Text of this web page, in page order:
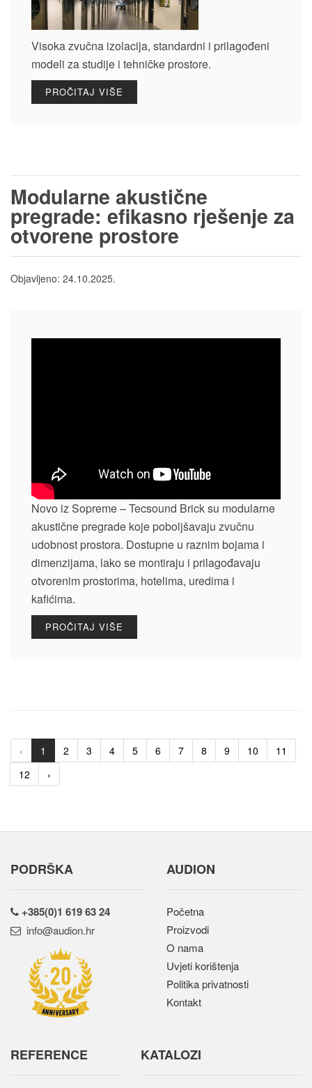
Visoka zvučna izolacija, standardni i prilagođeni
modeli za studije i tehničke prostore.
PROČITAJ VIŠE
Modularne akustične
pregrade: efikasno rješenje za
otvorene prostore
Objavljeno: 24.10.2025.
Novo iz Sopreme – Tecsound Brick su modularne
akustične pregrade koje poboljšavaju zvučnu
udobnost prostora. Dostupne u raznim bojama i
dimenzijama, lako se montiraju i prilagođavaju
otvorenim prostorima, hotelima, uredima i
kafićima.
PROČITAJ VIŠE
‹ 1 2 3 4 5 6 7 8 9 10
11
12
›
PODRŠKA
+385(0)1 619 63 24
rh.noidua@ofni
AUDION
Početna
Proizvodi
O nama
Uvjeti korištenja
Politika privatnosti
Kontakt
REFERENCE KATALOZI